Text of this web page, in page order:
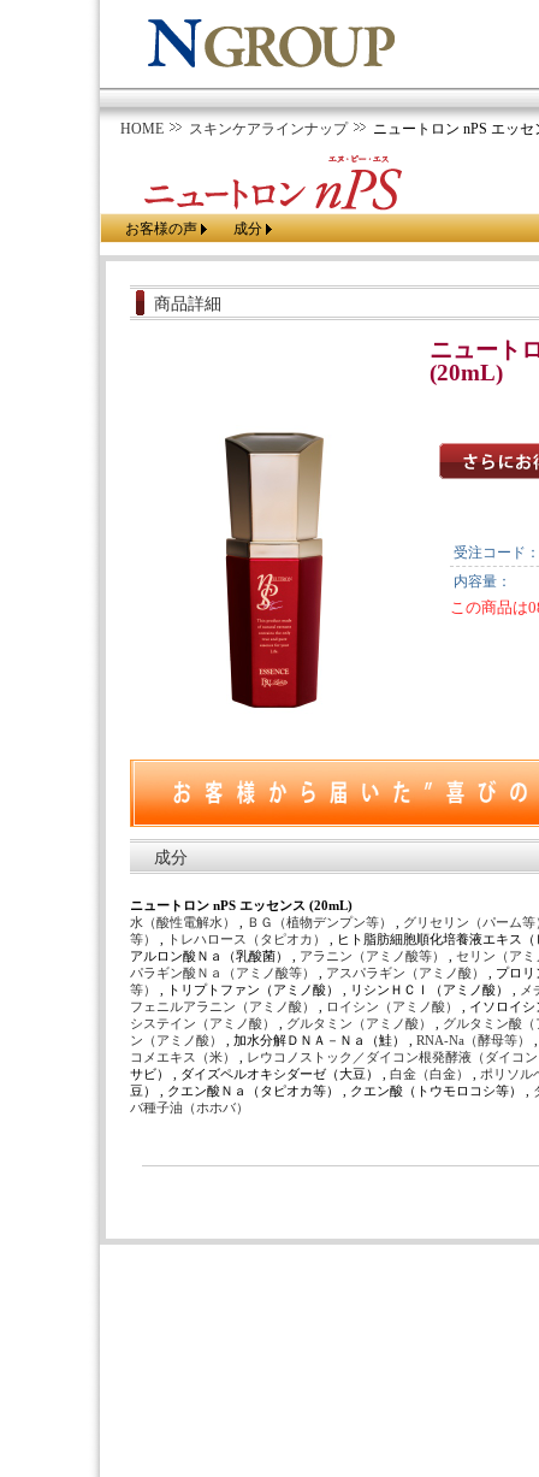
HOME スキンケアラインナップ ニュートロン nPS エッセ
お客様の声 成分
商品詳細
ニュート
(20mL)
受注コード：
内容量：
この商品は
成分
ニュートロン nPS エッセンス (20mL)
水（酸性電解水）
ＢＧ（植物デンプン等）
グリセリン（パーム
等）
トレハロース（タピオカ）
, ヒト脂肪細胞順化培養液エキス
アルロン酸Ｎａ（乳酸菌） ,
アラニン（アミノ酸等）
セリン（ア
パラギン酸Ｎａ（アミノ酸等）
アスパラギン（アミノ酸）
, プロ
等）
, トリプトファン（アミノ酸） , リシンＨＣｌ（アミノ酸） ,
メ
フェニルアラニン（アミノ酸）
ロイシン（アミノ酸）
, イソロイ
システイン（アミノ酸）
グルタミン（アミノ酸）
グルタミン酸
ン（アミノ酸）
, 加水分解ＤＮＡ－Ｎａ（鮭） , RNA-Na（酵母等）
コメエキス（米）
レウコノストック／ダイコン根発酵液（ダイコ
サビ） , ダイズペルオキシダーゼ（大豆） , 白金（白金）
ポリソル
豆） , クエン酸Ｎａ（タピオカ等） , クエン酸（トウモロコシ等） ,
バ種子油（ホホバ）